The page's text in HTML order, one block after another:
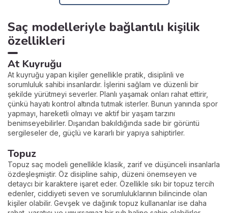
Saç modelleriyle bağlantılı kişilik
özellikleri
At Kuyruğu
At kuyruğu yapan kişiler genellikle pratik, disiplinli ve
sorumluluk sahibi insanlardır. İşlerini sağlam ve düzenli bir
şekilde yürütmeyi severler. Planlı yaşamak onları rahat ettirir,
çünkü hayatı kontrol altında tutmak isterler. Bunun yanında spor
yapmayı, hareketli olmayı ve aktif bir yaşam tarzını
benimseyebilirler. Dışarıdan bakıldığında sade bir görüntü
sergileseler de, güçlü ve kararlı bir yapıya sahiptirler.
Topuz
Topuz saç modeli genellikle klasik, zarif ve düşünceli insanlarla
özdeşleşmiştir. Öz disipline sahip, düzeni önemseyen ve
detaycı bir karaktere işaret eder. Özellikle sıkı bir topuz tercih
edenler, ciddiyeti seven ve sorumluluklarının bilincinde olan
kişiler olabilir. Gevşek ve dağınık topuz kullananlar ise daha